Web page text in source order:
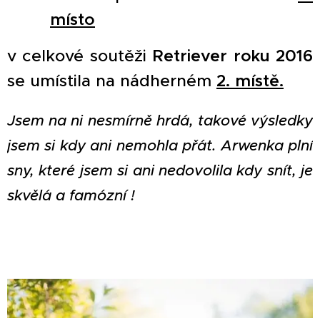
místo
v celkové soutěži Retriever roku 2016
se umístila na nádherném 2. místě.
Jsem na ni nesmírně hrdá, takové výsledky
jsem si kdy ani nemohla přát. Arwenka plní
sny, které jsem si ani nedovolila kdy snít, je
skvělá a famózní !